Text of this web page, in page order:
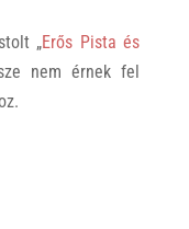
„Erős Pista és
nem érnek fel